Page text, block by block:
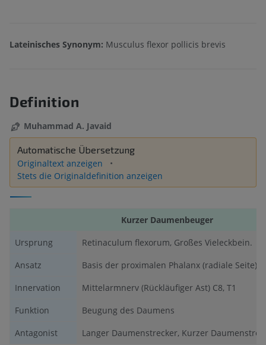
Lateinisches Synonym: Musculus flexor pollicis brevis
Definition
Muhammad A. Javaid
Automatische Übersetzung
Originaltext anzeigen
Stets die Originaldefinition anzeigen
Kurzer Daumenbeuger
Ursprung
Retinaculum flexorum, Großes Vieleckbein.
Ansatz
Basis der proximalen Phalanx (radiale Seite).
Innervation
Mittelarmnerv (Rückläufiger Ast) C8, T1
Funktion
Beugung des Daumens
Antagonist
Langer Daumenstrecker, Kurzer